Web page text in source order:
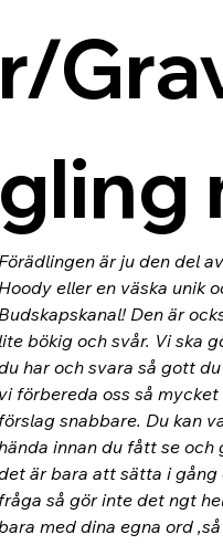
är ju den del
eller en väska unik
Den är
bökig och svår. Vi ska
har och svara så gott
förbereda oss så
snabbare. Du kan
innan du fått se och
är bara att sätta i gång
så gör inte det ngt
med dina egna ord